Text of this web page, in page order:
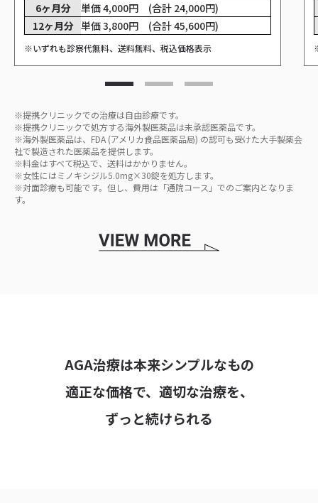
6ヶ月分
単価 4,000円 (合計 24,000円)
12ヶ月分 単価 3,800円 (合計 45,600円)
※いずれも診察代無料、送料無料、税込価格表示
※提携クリニックでの治療は自由診療です。
※提携クリニックで処方する海外製医薬品は未承認医薬品です。
※海外製医薬品は、FDA (アメリカ食品医薬品局) の認可も受けた大手製薬会
社で製造された医薬品を提供します。
※料金はすべて税込で、送料はかかりません。
※女性にはミノキシジル5.0mg×30錠を処方します。
※対面診療も可能です。但し、費用は「通院コース」でのご案内となりま
す。
AGA治療は本来シンプルなもの
適正な価格で、適切な治療を、
ずっと続けられる